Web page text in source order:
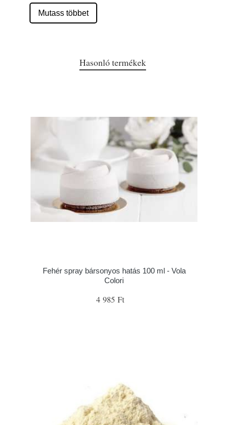
Mutass többet
Hasonló termékek
Fehér spray bársonyos hatás 100 ml - Vola
Colori
4 985 Ft